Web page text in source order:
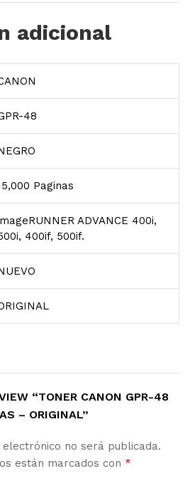
adicional
48
Paginas
ADVANCE 400i,
400if, 500if.
“TONER CANON GPR-48
– ORIGINAL”
no será publicada.
están marcados con *